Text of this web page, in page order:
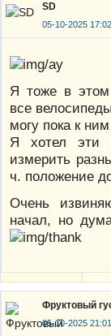
SD
05-10-2025
Я тоже в этом
все
могу пока к
Я хотел эти
измерить
ч. положение
Очень
начал, но
Фруктовый
05-10-2025